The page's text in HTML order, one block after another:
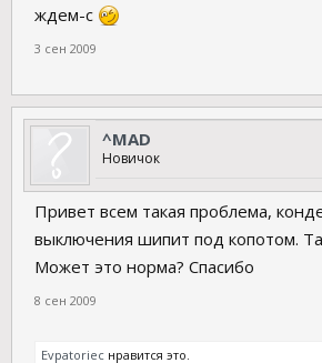
ждем-с
3 сен 2009
^MAD
Новичок
Привет всем такая проблема,
выключения шипит под копотом.
Может это норма? Спасибо
8 сен 2009
Evpatoriec нравится это.